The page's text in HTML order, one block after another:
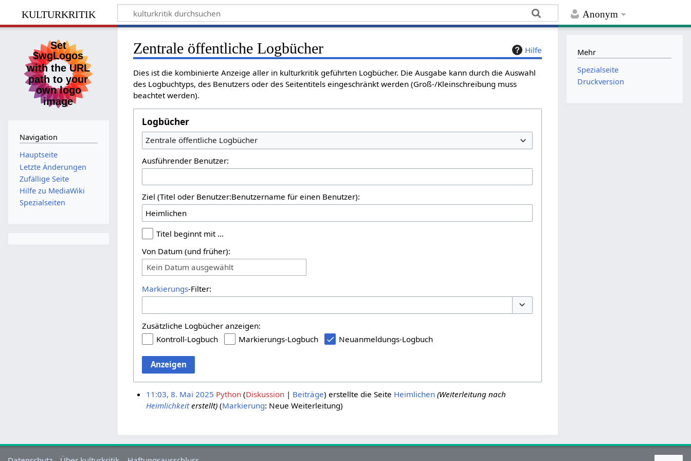
Anonym
kulturkritik
Hilfe
Zentrale öffentliche Logbücher
Dies ist die kombinierte Anzeige aller in kulturkritik geführten Logbücher. Die Ausgabe kann durch die Auswahl
des Logbuchtyps, des Benutzers oder des Seitentitels eingeschränkt werden (Groß-/Kleinschreibung muss
beachtet werden).
Logbücher
Zentrale öffentliche Logbücher
Ausführender Benutzer:
Ziel (Titel oder Benutzer:Benutzername für einen Benutzer):
Titel beginnt mit …
Von Datum (und früher):
Kein Datum ausgewählt
Markierungs-Filter:
Zusätzliche Logbücher anzeigen:
Kontroll-Logbuch
Markierungs-Logbuch Neuanmeldungs-Logbuch
Anzeigen
11:03, 8. Mai 2025 Python Diskussion Beiträge erstellte die Seite Heimlichen (Weiterleitung nach
Heimlichkeiterstellt) Markierung: Neue Weiterleitung
Navigation
Hauptseite
Letzte Änderungen
Zufällige Seite
Hilfe zu MediaWiki
Spezialseiten
Mehr
Spezialseite
Druckversion